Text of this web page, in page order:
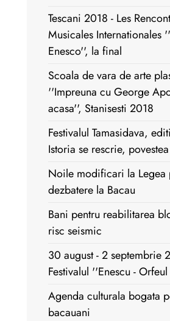
Tescani 2018 - Les
Musicales Internationales
Enesco'', la final
Scoala de vara de arte
''Impreuna cu George
acasa'', Stanisesti 2018
Festivalul Tamasidava,
Istoria se rescrie,
Noile modificari la Legea
dezbatere la Bacau
Bani pentru reabilitarea
risc seismic
30 august - 2 septembrie
Festivalul ''Enescu -
Agenda culturala bogata
bacauani